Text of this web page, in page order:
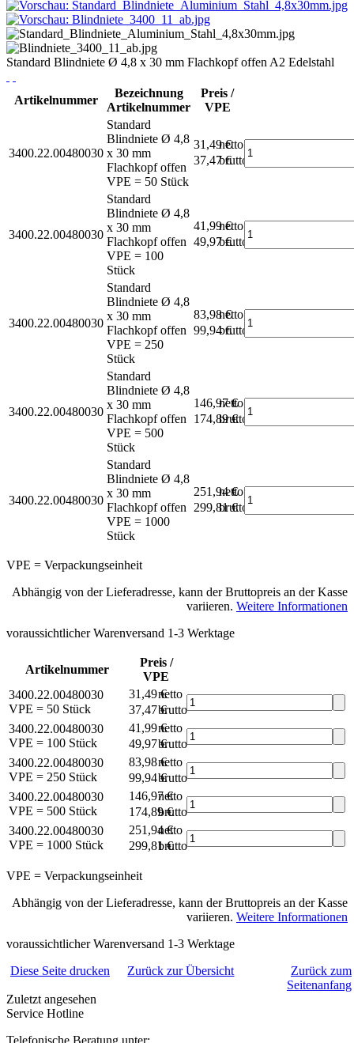
Standard Blindniete Ø 4,8 x 30 mm Flachkopf offen A2 Edelstahl
Artikelnummer
Bezeichnung
Artikelnummer
Preis /
VPE
3400.22.00480030
Standard
Blindniete Ø 4,8
x 30 mm
Flachkopf offen
VPE = 50 Stück
31,49 €
netto
37,47 €brutto*
3400.22.00480030
Standard
Blindniete Ø 4,8
x 30 mm
Flachkopf offen
VPE = 100
Stück
41,99 €
netto
49,97 €brutto*
3400.22.00480030
Standard
Blindniete Ø 4,8
x 30 mm
Flachkopf offen
VPE = 250
Stück
83,98 €
netto
99,94 €brutto*
3400.22.00480030
Standard
Blindniete Ø 4,8
x 30 mm
Flachkopf offen
VPE = 500
Stück
146,97 €
netto
174,89 €
brutto*
3400.22.00480030
Standard
Blindniete Ø 4,8
x 30 mm
Flachkopf offen
VPE = 1000
Stück
251,94 €
netto
299,81 €
brutto*
VPE = Verpackungseinheit
Abhängig von der Lieferadresse, kann der Bruttopreis an der Kasse
variieren. Weitere Informationen
voraussichtlicher Warenversand 1-3 Werktage
Artikelnummer
Preis /
VPE
3400.22.00480030
VPE = 50 Stück
31,49 €netto
37,47 €brutto*
3400.22.00480030
VPE = 100 Stück
41,99 €netto
49,97 €brutto*
3400.22.00480030
VPE = 250 Stück
83,98 €netto
99,94 €brutto*
3400.22.00480030
VPE = 500 Stück
146,97 €
netto
174,89 €brutto*
3400.22.00480030
VPE = 1000 Stück
251,94 €
netto
299,81 €brutto*
VPE = Verpackungseinheit
Abhängig von der Lieferadresse, kann der Bruttopreis an der Kasse
variieren. Weitere Informationen
voraussichtlicher Warenversand 1-3 Werktage
Diese Seite drucken
Zurück zur Übersicht
Zurück zum
Seitenanfang
Zuletzt angesehen
Service Hotline
Telefonische Beratung unter: